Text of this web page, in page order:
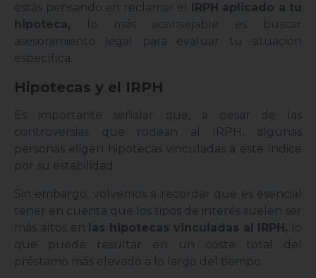
estás pensando en reclamar el IRPH aplicado a tu
hipoteca, lo más aconsejable es buscar
asesoramiento legal para evaluar tu situación
específica.
Hipotecas y el IRPH
Es importante señalar que, a pesar de las
controversias que rodean al IRPH, algunas
personas eligen hipotecas vinculadas a este índice
por su estabilidad.
Sin embargo, volvemos a recordar que es esencial
tener en cuenta que los tipos de interés suelen ser
más altos en las hipotecas vinculadas al IRPH, lo
que puede resultar en un coste total del
préstamo más elevado a lo largo del tiempo.